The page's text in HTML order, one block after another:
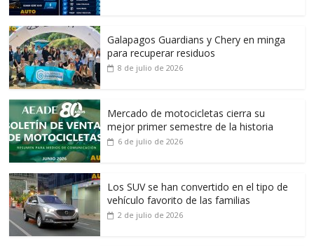
Galapagos Guardians y Chery en minga
para recuperar residuos
8 de julio de 2026
Mercado de motocicletas cierra su
mejor primer semestre de la historia
6 de julio de 2026
Los SUV se han convertido en el tipo de
vehículo favorito de las familias
2 de julio de 2026